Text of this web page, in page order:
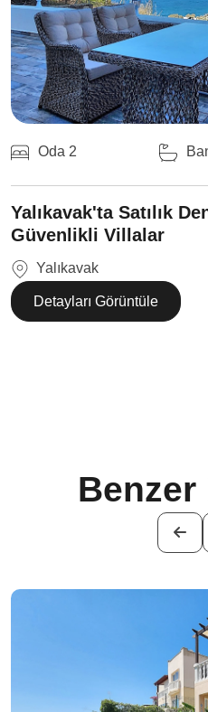
Oda 2
Yalıkavak'ta Satılık
Güvenlikli Villalar
Yalıkavak
Detayları Görüntüle